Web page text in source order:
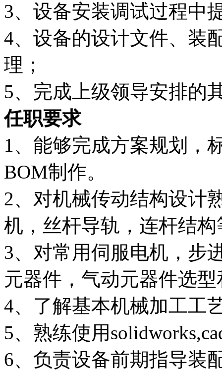
3、设备安装调试过程中
4、设备的设计文件、装
理；
5、完成上级领导安排的
任职要求
1、能够完成方案规划，
BOM制作。
2、对机械传动结构设计
机，丝杆导轨，连杆结构
3、对常用伺服电机，步
元器件，气动元器件选
4、了解基本机械加工工
5、熟练使用
6、负责设备前期指导装